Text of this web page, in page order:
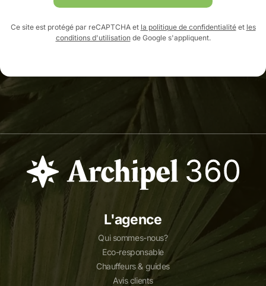
Ce site est protégé par reCAPTCHA et la politique de confidentialitéet les
conditions d'utilisationde Google s'appliquent.
L'agence
Qui sommes-nous?
Eco-responsable
Chauffeurs & guides
Avis clients